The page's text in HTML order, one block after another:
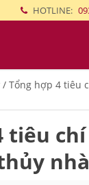
HOTLINE:
/ Tổng hợp 4 tiêu
tiêu